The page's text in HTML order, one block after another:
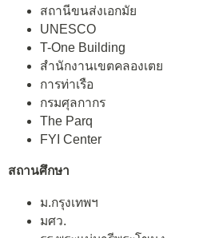
สถานีขนส่งเอกมัย
UNESCO
T-One Building
สำนักงานเขตคลองเตย
การท่าเรือ
กรมศุลกากร
The Parq
FYI Center
สถานศึกษา
ม.กรุงเทพฯ
มศว.